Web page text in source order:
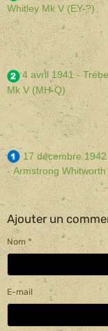
Whitley Mk V (EY-?)
4 avril 1941 -
Mk V (MH-Q)
17 décembre
- Armstrong
Ajouter un
Nom
E-mail